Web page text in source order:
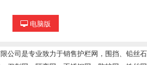
电脑版
公司是专业致力于销售护栏网 ，围挡、铅丝石